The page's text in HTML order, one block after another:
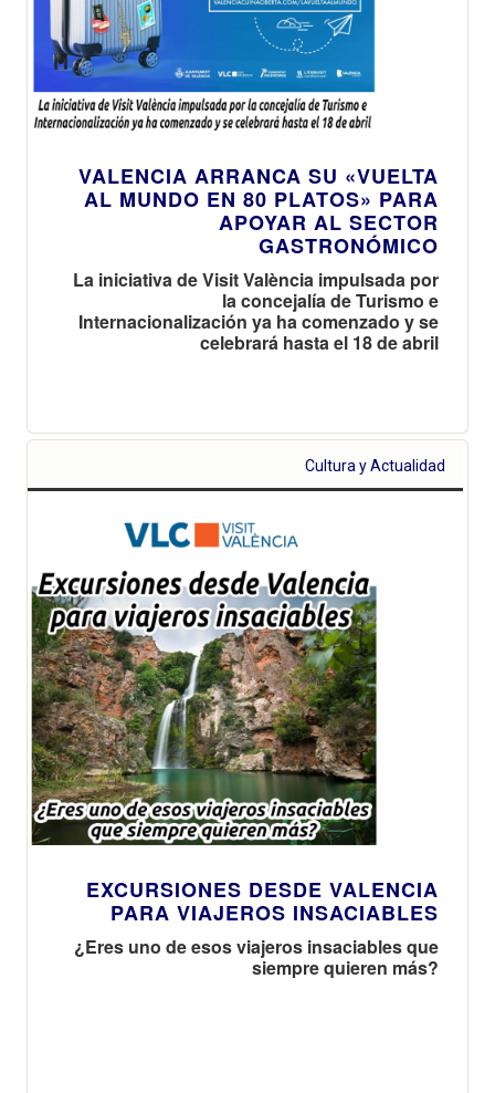
VALENCIA ARRANCA SU «VUELTA
AL MUNDO EN 80 PLATOS» PARA
APOYAR AL SECTOR
GASTRONÓMICO
La iniciativa de Visit València impulsada por
la concejalía de Turismo e
Internacionalización ya ha comenzado y se
celebrará hasta el 18 de abril
Cultura y Actualidad
EXCURSIONES DESDE VALENCIA
PARA VIAJEROS INSACIABLES
¿Eres uno de esos viajeros insaciables que
siempre quieren más?